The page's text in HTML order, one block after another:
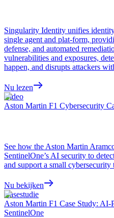
Singularity Identity unifies
single agent and plat-form,
defense, and automated
vulnerabilities and exposures,
happen, and disrupts attackers
Nu lezen
Video
Aston Martin F1 Cybersecurity
See how the Aston Martin
SentinelOne’s AI security to
and support a small cybersecurity
Nu bekijken
Casestudie
Aston Martin F1 Case Study:
SentinelOne